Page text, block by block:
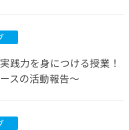
践力を身につける授業！
スの活動報告～